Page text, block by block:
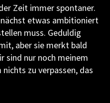
Zeit immer spontaner.
etwas ambitioniert
muss. Geduldig
aber sie merkt bald
sind nur noch meinem
zu verpassen, das